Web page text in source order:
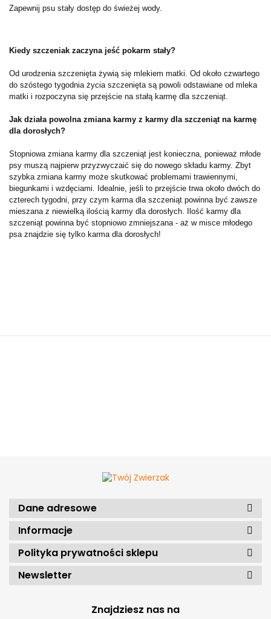
Zapewnij psu stały dostęp do świeżej wody.
Kiedy szczeniak zaczyna jeść pokarm stały?
Od urodzenia szczenięta żywią się mlekiem matki. Od około czwartego
do szóstego tygodnia życia szczenięta są powoli odstawiane od mleka
matki i rozpoczyna się przejście na stałą karmę dla szczeniąt.
Jak działa powolna zmiana karmy z karmy dla szczeniąt na karmę
dla dorosłych?
Stopniowa zmiana karmy dla szczeniąt jest konieczna, ponieważ młode
psy muszą najpierw przyzwyczaić się do nowego składu karmy. Zbyt
szybka zmiana karmy może skutkować problemami trawiennymi,
biegunkami i wzdęciami. Idealnie, jeśli to przejście trwa około dwóch do
czterech tygodni, przy czym karma dla szczeniąt powinna być zawsze
mieszana z niewielką ilością karmy dla dorosłych. Ilość karmy dla
szczeniąt powinna być stopniowo zmniejszana - aż w misce młodego
psa znajdzie się tylko karma dla dorosłych!
Dane adresowe
Informacje
Polityka prywatności sklepu
Newsletter
Znajdziesz nas na